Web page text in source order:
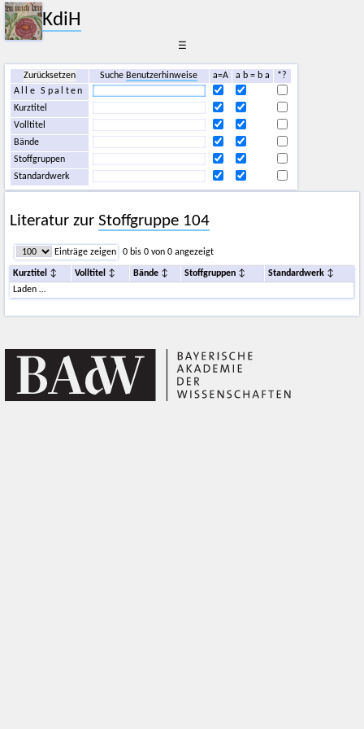
KdiH
☰
Zurücksetzen Suche Benutzerhinweise a=A a b = b a
*?
Alle Spalten
Kurztitel
Volltitel
Bände
Stoffgruppen
Standardwerk
Literatur zur Stoffgruppe 104
Einträge zeigen 0 bis 0 von 0 angezeigt
Kurztitel Volltitel Bände Stoffgruppen
Standardwerk
Laden …